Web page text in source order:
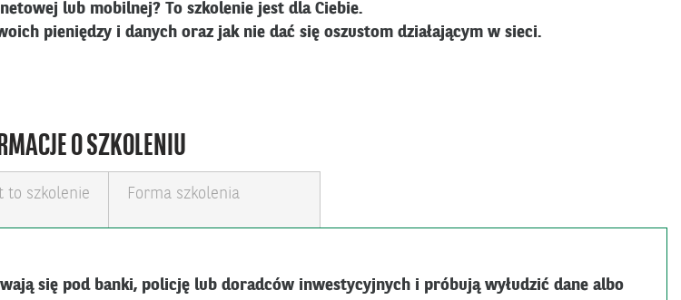
lub mobilnej? To szkolenie jest dla Ciebie.
pieniędzy i danych oraz jak nie dać się oszustom działającym w sieci.
O SZKOLENIU
to szkolenie Forma szkolenia
się pod banki, policję lub doradców inwestycyjnych i próbują wyłudzić dane albo